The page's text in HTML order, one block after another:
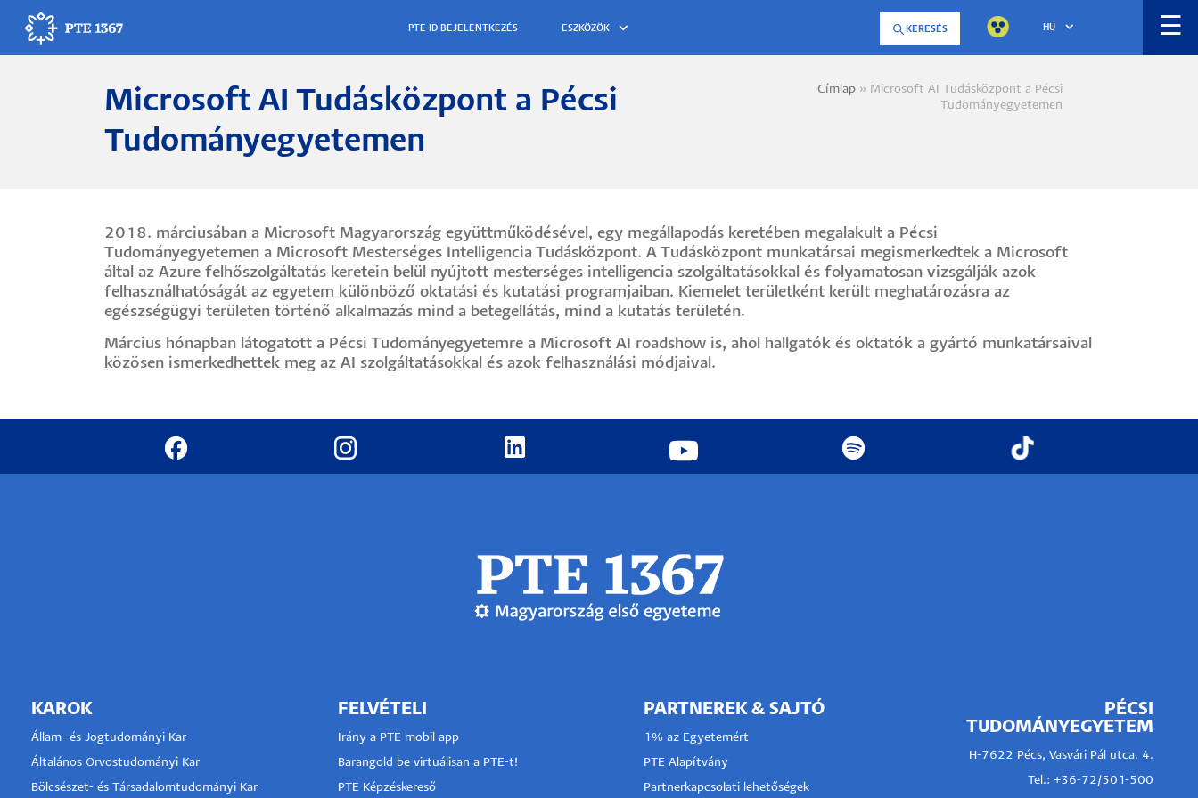
tartalomra
ESZKÖZÖK KERESÉS HU ☰
Egyetemünk
Gyógyítás
Egyetemi élet
Adminisztráció
Alumni
Microsoft AI Tudásközpont a Pécsi
Tudományegyetemen
Címlap
Microsoft AI Tudásközpont a Pécsi
Tudományegyetemen
2018. márciusában a Microsoft Magyarország együttműködésével, egy megállapodás keretében megalakult a Pécsi
Tudományegyetemen a Microsoft Mesterséges Intelligencia Tudásközpont. A Tudásközpont munkatársai megismerkedtek a Microsoft
által az Azure felhőszolgáltatás keretein belül nyújtott mesterséges intelligencia szolgáltatásokkal és folyamatosan vizsgálják azok
felhasználhatóságát az egyetem különböző oktatási és kutatási programjaiban. Kiemelet területként került meghatározásra az
egészségügyi területen történő alkalmazás mind a betegellátás, mind a kutatás területén.
Március hónapban látogatott a Pécsi Tudományegyetemre a Microsoft AI roadshow is, ahol hallgatók és oktatók a gyártó munkatársaival
közösen ismerkedhettek meg az AI szolgáltatásokkal és azok felhasználási módjaival.
KAROK
Állam- és Jogtudományi Kar
Általános Orvostudományi Kar
Bölcsészet- és Társadalomtudományi Kar
FELVÉTELI
Irány a PTE mobil app
Barangold be virtuálisan a PTE-t!
PTE Képzéskereső
PARTNEREK & SAJTÓ
1% az Egyetemért
PTE Alapítvány
Partnerkapcsolati lehetőségek
PÉCSI
TUDOMÁNYEGYETEM
H-7622 Pécs, Vasvári Pál utca. 4.
Tel.: +36-72/501-500